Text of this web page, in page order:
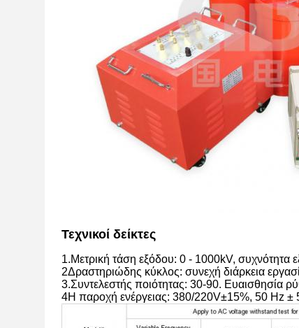
Τεχνικοί δείκτες
1.Μετρική τάση εξόδου: 0 - 1000kV,
2Δραστηριώδης κύκλος: συνεχή διάρκεια
3.Συντελεστής ποιότητας: 30-90. Ευαισθησία
4Η παροχή ενέργειας: 380/220V±15%, 50 Hz ±